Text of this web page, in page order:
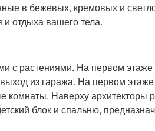
в бежевых, кремовых и
отдыха вашего тела.
с растениями. На первом этаже
из гаража. На первом
комнаты. Наверху архитекторы
блок и спальню,